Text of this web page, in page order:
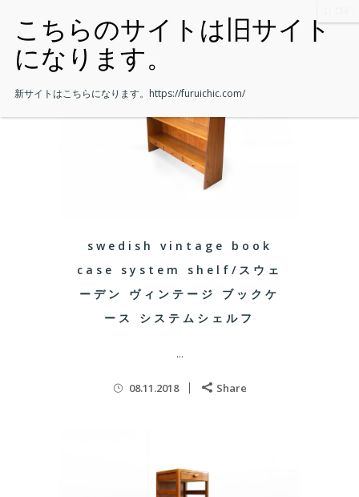
swedish vintage book
case system shelf/スウェ
ーデン ヴィンテージ ブックケ
ース システムシェルフ
...
08.11.2018 Share
新サイトはこちらになります。 https://furuichic.com/